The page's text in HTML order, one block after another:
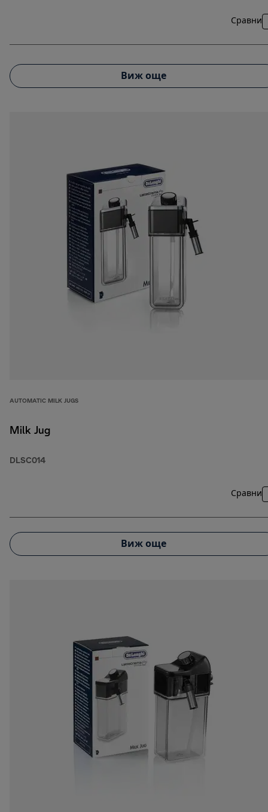
Сравни
Виж още
AUTOMATIC MILK JUGS
Milk Jug
DLSC014
Сравни
Виж още